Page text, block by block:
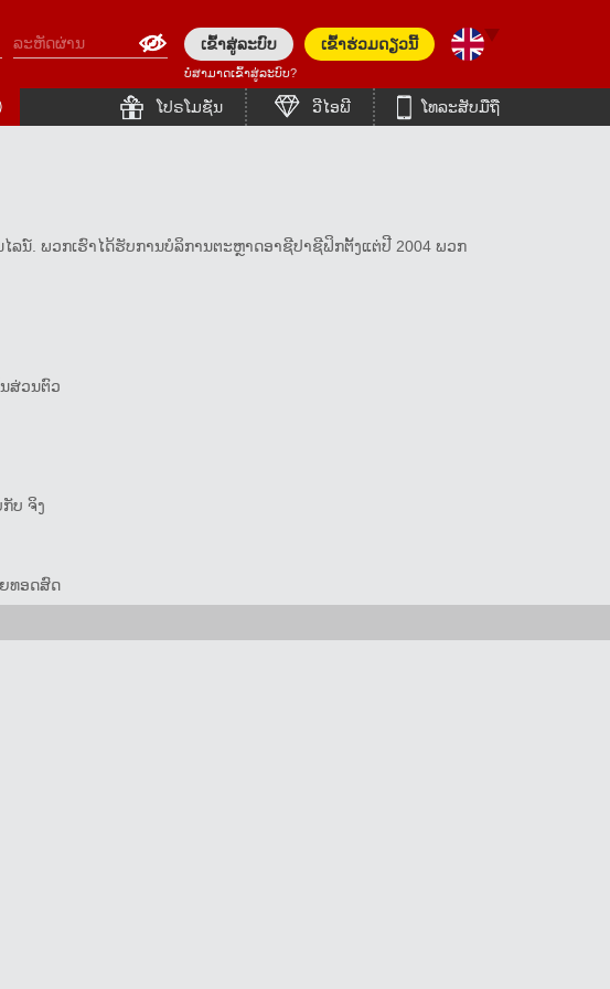
ເຂົ້າ​ສູ່​ລະ​ບົບ
ບໍ່ສາມາດເຂົ້າສູ່ລະບົບ?
ເຂົ້າ​ຮ່ວມ​ດຽວ​ນີ້
English (Asia) Bahasa Indonesia
Japanese
ໂປຣໂມຊັ່ນ ວີໄອພີ ໂທລະສັບມືຖື
ໄລນ໌. ພວກເຮົາໄດ້ຮັບການບໍລິການຕະຫຼາດອາຊີປາຊີຟິກຕັ້ງແຕ່ປີ 2004 ພວກ
ສ່ວນຕົວ
ບ ຈິງ
ຍທອດສົດ